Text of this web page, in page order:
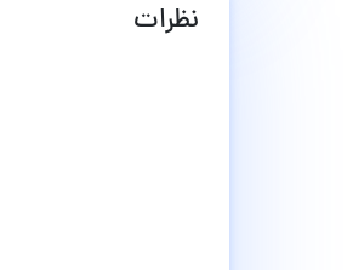
نظرات